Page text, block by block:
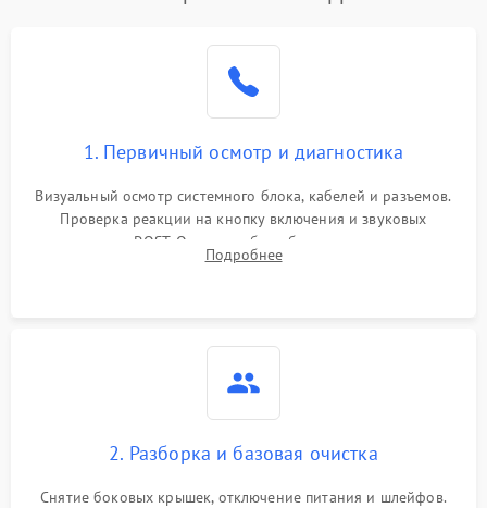
1. Первичный осмотр и диагностика
Визуальный осмотр системного блока, кабелей и разъемов.
Проверка реакции на кнопку включения и звуковых
сигналов POST. Оценка работы блока питания для
локализации базовых неисправностей без полного разбора.
Подробнее
2. Разборка и базовая очистка
Снятие боковых крышек, отключение питания и шлейфов.